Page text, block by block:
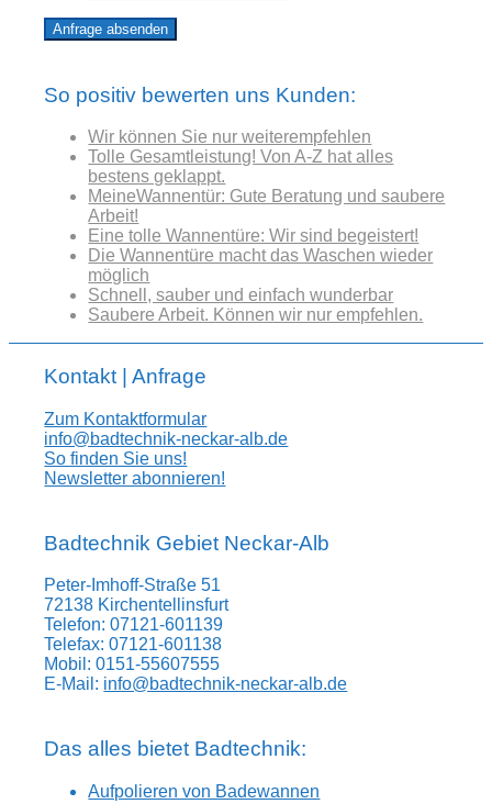
So positiv bewerten uns Kunden:
Wir können Sie nur weiterempfehlen
Tolle Gesamtleistung! Von A-Z hat alles
bestens geklappt.
MeineWannentür: Gute Beratung und saubere
Arbeit!
Eine tolle Wannentüre: Wir sind begeistert!
Die Wannentüre macht das Waschen wieder
möglich
Schnell, sauber und einfach wunderbar
Saubere Arbeit. Können wir nur empfehlen.
Kontakt | Anfrage
Zum Kontaktformular
info@badtechnik-neckar-alb.de
So finden Sie uns!
Newsletter abonnieren!
Badtechnik Gebiet Neckar-Alb
Peter-Imhoff-Straße 51
72138 Kirchentellinsfurt
Telefon: 07121-601139
Telefax: 07121-601138
Mobil: 0151-55607555
E-Mail: info@badtechnik-neckar-alb.de
Das alles bietet Badtechnik:
Aufpolieren von Badewannen